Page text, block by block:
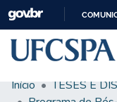
Comunidades &
Início
TESES E